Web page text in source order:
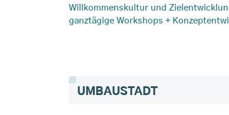
Willkommenskultur und
ganztägige Workshops +
UMBAUSTADT